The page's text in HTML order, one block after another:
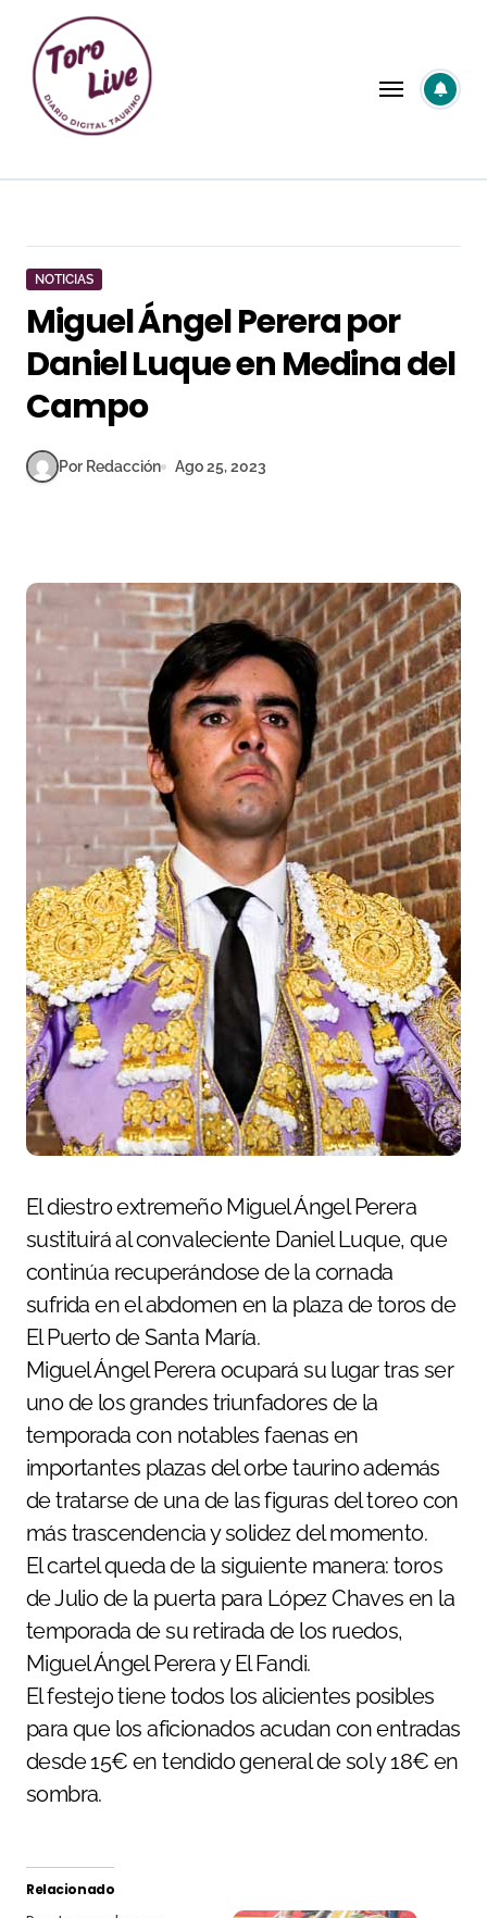
contenido
NOTICIAS
Miguel Ángel Perera por
Daniel Luque en Medina del
Campo
Por Redacción Ago 25, 2023
El diestro extremeño Miguel Ángel Perera
sustituirá al convaleciente Daniel Luque, que
continúa recuperándose de la cornada
sufrida en el abdomen en la plaza de toros de
El Puerto de Santa María.
Miguel Ángel Perera ocupará su lugar tras ser
uno de los grandes triunfadores de la
temporada con notables faenas en
importantes plazas del orbe taurino además
de tratarse de una de las figuras del toreo con
más trascendencia y solidez del momento.
El cartel queda de la siguiente manera: toros
de Julio de la puerta para López Chaves en la
temporada de su retirada de los ruedos,
Miguel Ángel Perera y El Fandi.
El festejo tiene todos los alicientes posibles
para que los aficionados acudan con entradas
desde 15€ en tendido general de sol y 18€ en
sombra.
Relacionado